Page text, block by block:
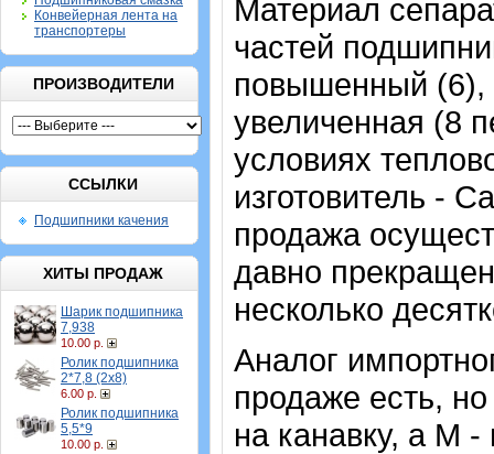
Конвейерная лента на
транспортеры
ПРОИЗВОДИТЕЛИ
ССЫЛКИ
Подшипники качения
ХИТЫ ПРОДАЖ
Шарик подшипника
7,938
10.00 р.
Ролик подшипника
2*7,8 (2х8)
6.00 р.
Ролик подшипника
5,5*9
10.00 р.
Материал
частей
повышенный (6),
увеличенная (8
условиях
изготовитель -
продажа
давно
несколько
Аналог
продаже есть,
на канавку, а M